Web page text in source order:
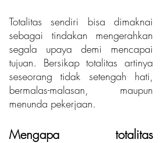
Totalitas sendiri bisa dimaknai
sebagai tindakan mengerahkan
segala upaya demi mencapai
tujuan. Bersikap totalitas artinya
seseorang tidak setengah hati,
bermalas-malasan, maupun
menunda pekerjaan.
Mengapa totalitas